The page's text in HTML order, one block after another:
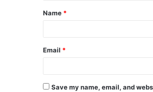
Name *
Email *
Save my name, email, and